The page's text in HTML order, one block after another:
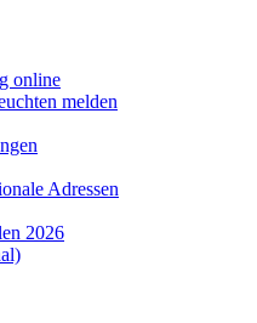
online
melden
Adressen
2026